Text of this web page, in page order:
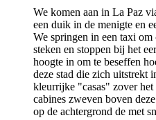
We komen aan in La Paz
een duik in de menigte en
We springen in een taxi
steken en stoppen bij het
hoogte in om te beseffen
deze stad die zich uitstrekt
kleurrijke "casas" zover
cabines zweven boven
op de achtergrond de met